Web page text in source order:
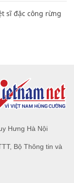
sĩ đặc công rừng
Hưng Hà Nội
Bộ Thông tin và